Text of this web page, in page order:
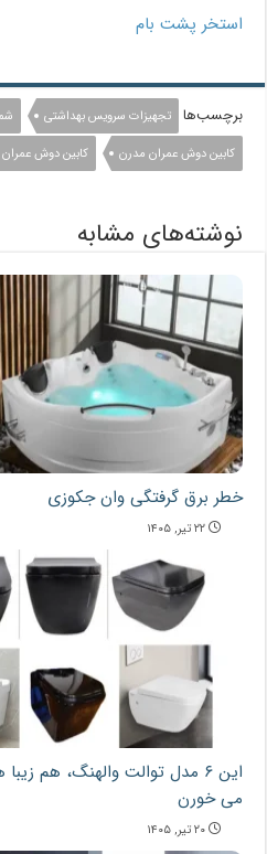
استخر پشت بام
برچسب‌ها تجهیزات سرویس بهداشتی
کابین دوش عمران مدرن
کابین دوش
نوشته‌های مشابه
خطر برق گرفتگی وان جکوزی
۲۲ تیر, ۱۴۰۵
این ۶ مدل توالت والهنگ، هم
می خورن
۲۰ تیر, ۱۴۰۵